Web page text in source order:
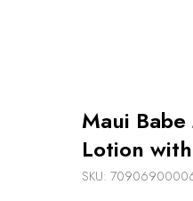
Maui
Lotion
SKU: